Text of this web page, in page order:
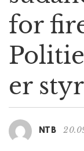
for
er
NTB